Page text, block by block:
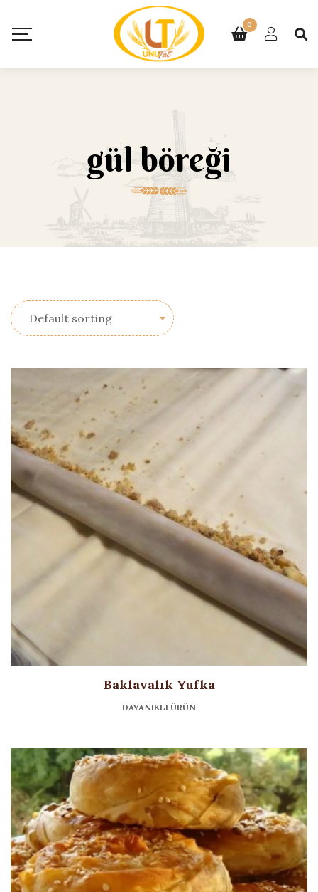
0
gül böreği
Default sorting
Baklavalık Yufka
DAYANIKLI ÜRÜN